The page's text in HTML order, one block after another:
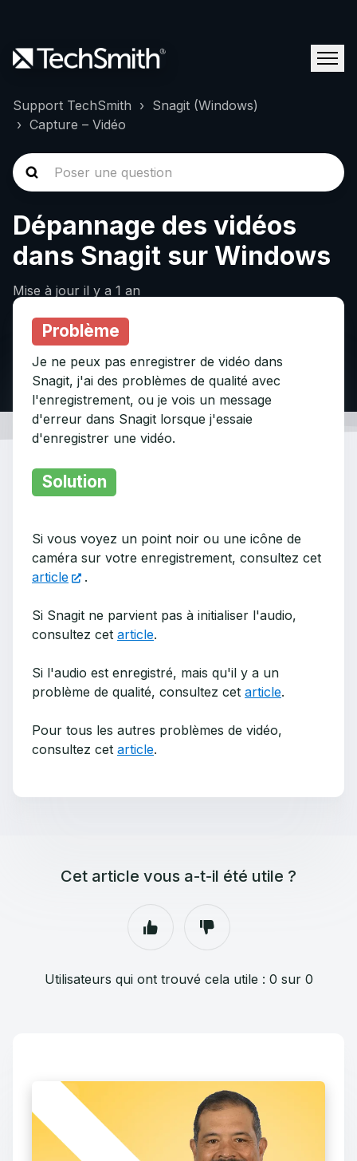
Support TechSmith
Snagit (Windows)
Capture – Vidéo
Dépannage des vidéos
dans Snagit sur Windows
Mise à jour il y a 1 an
Problème
Je ne peux pas enregistrer de vidéo dans
Snagit, j'ai des problèmes de qualité avec
l'enregistrement, ou je vois un message
d'erreur dans Snagit lorsque j'essaie
d'enregistrer une vidéo.
Solution
Si vous voyez un point noir ou une icône de
caméra sur votre enregistrement, consultez cet
article
.
Si Snagit ne parvient pas à initialiser l'audio,
consultez cet article.
Si l'audio est enregistré, mais qu'il y a un
problème de qualité, consultez cet article.
Pour tous les autres problèmes de vidéo,
consultez cet article.
Cet article vous a-t-il été utile ?
Utilisateurs qui ont trouvé cela utile : 0 sur 0